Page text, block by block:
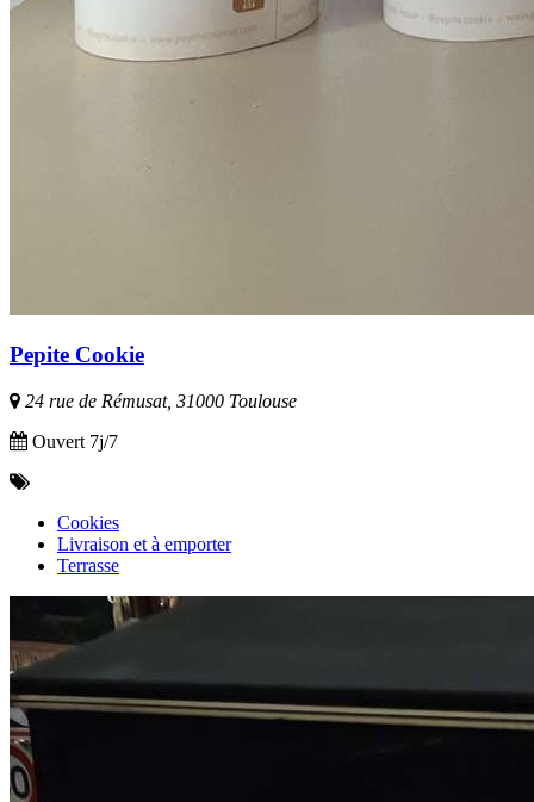
Pepite Cookie
24 rue de Rémusat, 31000 Toulouse
Ouvert 7j/7
Cookies
Livraison et à emporter
Terrasse